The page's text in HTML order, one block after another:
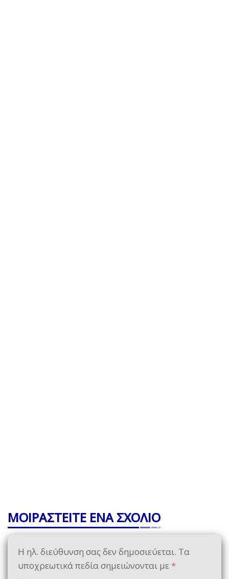
ΜΟΙΡΑΣΤΕΙΤΕ ΕΝΑ ΣΧΟΛΙΟ
Η ηλ. διεύθυνση σας δεν δημοσιεύεται. Τα
υποχρεωτικά πεδία σημειώνονται με *